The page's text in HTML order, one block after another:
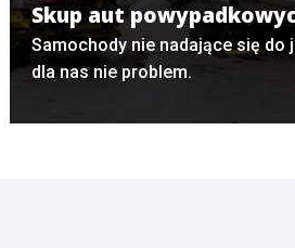
Skup aut
Samochody nie nadające się do
dla nas nie problem.